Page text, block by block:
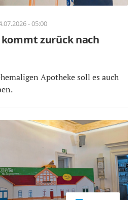
- 05:00
zurück nach
Apotheke soll es auch